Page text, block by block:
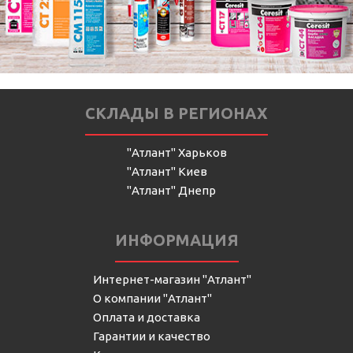
СКЛАДЫ В РЕГИОНАХ
"Атлант" Харьков
"Атлант" Киев
"Атлант" Днепр
ИНФОРМАЦИЯ
Интернет-магазин "Атлант"
О компании "Атлант"
Оплата и доставка
Гарантии и качество